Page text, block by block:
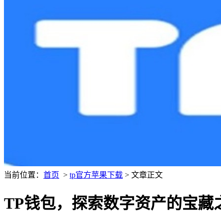
当前位置： 首页 > tp官方苹果下载 > 文章正文
TP钱包，探索数字资产的宝藏